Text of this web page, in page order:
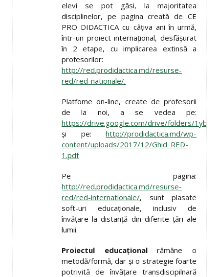
elevi se pot găsi, la majoritatea
disciplinelor, pe pagina creată de CE
PRO DIDACTICA cu câțiva ani în urmă,
într-un proiect internațional, desfășurat
în 2 etape, cu implicarea extinsă a
profesorilor:
http://red.prodidactica.md/resurse-
red/red-nationale/.
Platfome on-line, create de profesorii
de la noi, a se vedea pe:
https://drive.google.com/drive/folders/
și pe: http://prodidactica.md/wp-
content/uploads/2017/12/Ghid_RED-
1.pdf
Pe pagina:
http://red.prodidactica.md/resurse-
red/red-internationale/, sunt plasate
soft-uri educaționale, inclusiv de
învățare la distanță din diferite țări ale
lumii.
Proiectul educaționalrămâne o
metodă/formă, dar și o strategie foarte
potrivită de învățare transdiscipilnară